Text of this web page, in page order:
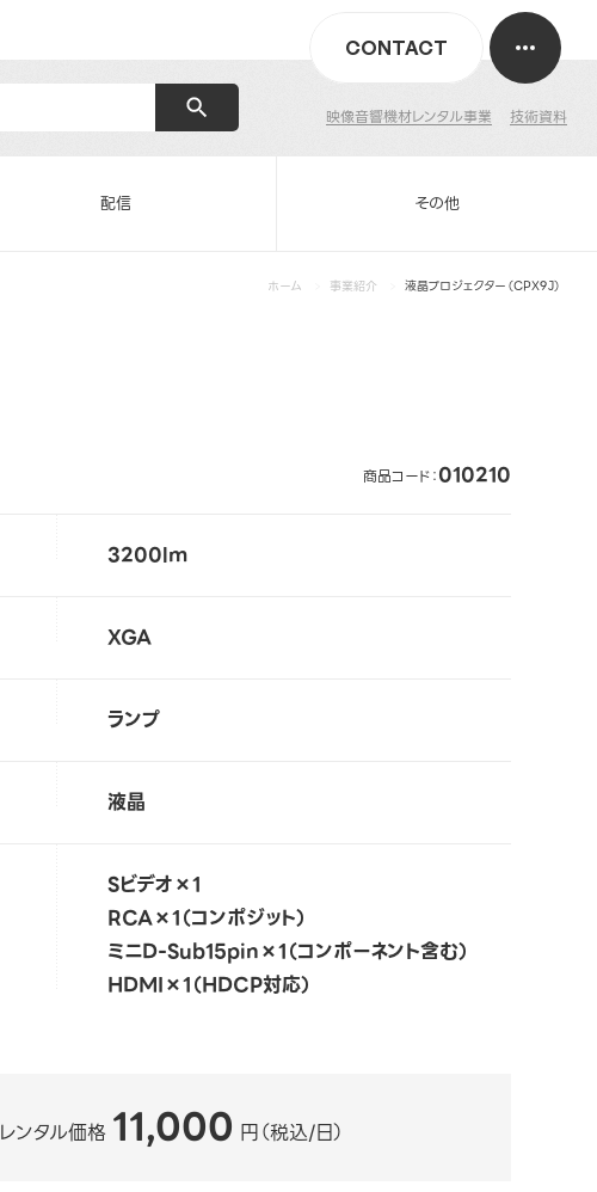
映像音響機材レンタル事業 技術資料
CONTACT
配信 その他
ホーム 事業紹介 液晶プロジェクター（CPX9J）
商品コード：010210
3200lm
XGA
ランプ
液晶
Sビデオ×1
RCA×1（コンポジット）
ミニD-Sub15pin×1（コンポーネント含む）
HDMI×1（HDCP対応）
レンタル価格 11,000 円（税込/日）